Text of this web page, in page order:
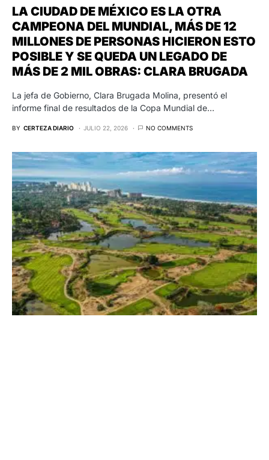
LA CIUDAD DE MÉXICO ES LA OTRA
CAMPEONA DEL MUNDIAL, MÁS DE 12
MILLONES DE PERSONAS HICIERON ESTO
POSIBLE Y SE QUEDA UN LEGADO DE
MÁS DE 2 MIL OBRAS: CLARA BRUGADA
La jefa de Gobierno, Clara Brugada Molina, presentó el
informe final de resultados de la Copa Mundial de…
BY CERTEZA DIARIO JULIO 22, 2026 NO COMMENTS